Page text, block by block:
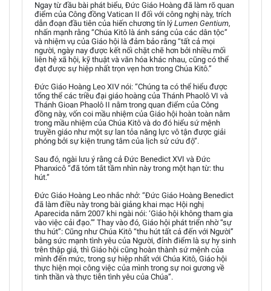
Ngay từ đầu bài phát biểu, Đức Giáo Hoàng đã làm rõ quan
điểm của Công đồng Vatican II đối với công nghị này, trích
dẫn đoạn đầu tiên của hiến chương tín lý Lumen Gentium,
nhấn mạnh rằng “Chúa Kitô là ánh sáng của các dân tộc”
và nhiệm vụ của Giáo hội là đảm bảo rằng “tất cả mọi
người, ngày nay được kết nối chặt chẽ hơn bởi nhiều mối
liên hệ xã hội, kỹ thuật và văn hóa khác nhau, cũng có thể
đạt được sự hiệp nhất trọn vẹn hơn trong Chúa Kitô.”
Đức Giáo Hoàng Leo XIV nói: “Chúng ta có thể hiểu được
tổng thể các triều đại giáo hoàng của Thánh Phaolô VI và
Thánh Gioan Phaolô II nằm trong quan điểm của Công
đồng này, vốn coi mầu nhiệm của Giáo hội hoàn toàn nằm
trong mầu nhiệm của Chúa Kitô và do đó hiểu sứ mệnh
truyền giáo như một sự lan tỏa năng lực vô tận được giải
phóng bởi sự kiện trung tâm của lịch sử cứu độ”.
Sau đó, ngài lưu ý rằng cả Đức Benedict XVI và Đức
Phanxicô “đã tóm tắt tầm nhìn này trong một hạn từ: thu
hút.”
Đức Giáo Hoàng Leo nhắc nhở: “Đức Giáo Hoàng Benedict
đã làm điều này trong bài giảng khai mạc Hội nghị
Aparecida năm 2007 khi ngài nói: ‘Giáo hội không tham gia
vào việc cải đạo.’” Thay vào đó, Giáo hội phát triển nhờ “sự
thu hút”: Cũng như Chúa Kitô “thu hút tất cả đến với Người”
bằng sức mạnh tình yêu của Người, đỉnh điểm là sự hy sinh
trên thập giá, thì Giáo hội cũng hoàn thành sứ mệnh của
mình đến mức, trong sự hiệp nhất với Chúa Kitô, Giáo hội
thực hiện mọi công việc của mình trong sự noi gương về
tinh thần và thực tiễn tình yêu của Chúa”.